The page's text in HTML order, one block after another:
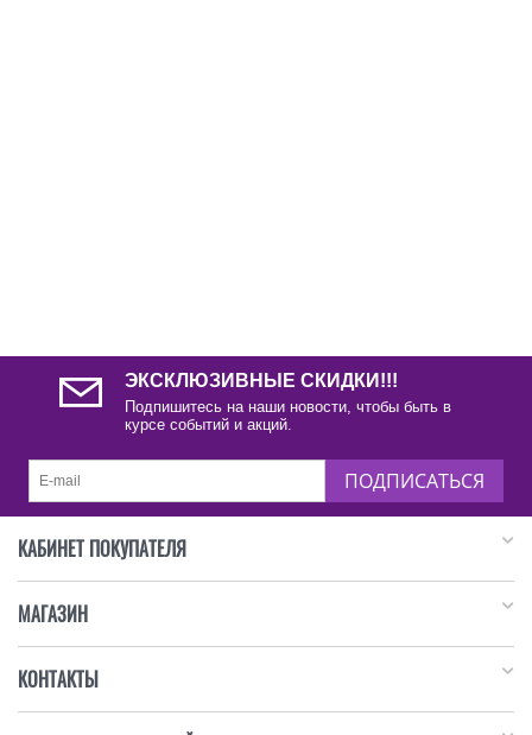
ЭКСКЛЮЗИВНЫЕ СКИДКИ!!!
Подпишитесь на наши новости, чтобы быть в
курсе событий и акций.
ПОДПИСАТЬСЯ
КАБИНЕТ ПОКУПАТЕЛЯ
МАГАЗИН
КОНТАКТЫ